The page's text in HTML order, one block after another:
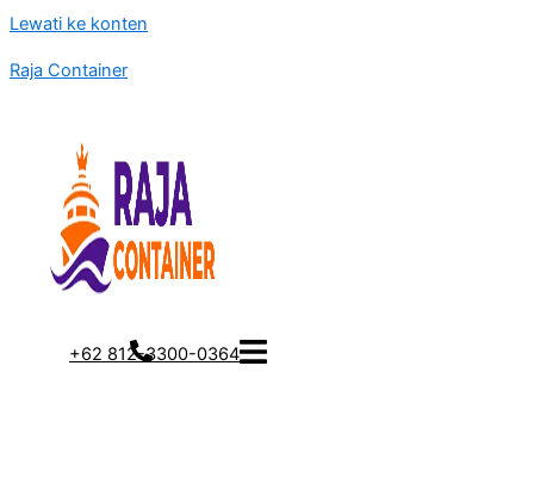
Lewati ke konten
Raja Container
+62 812-3300-0364